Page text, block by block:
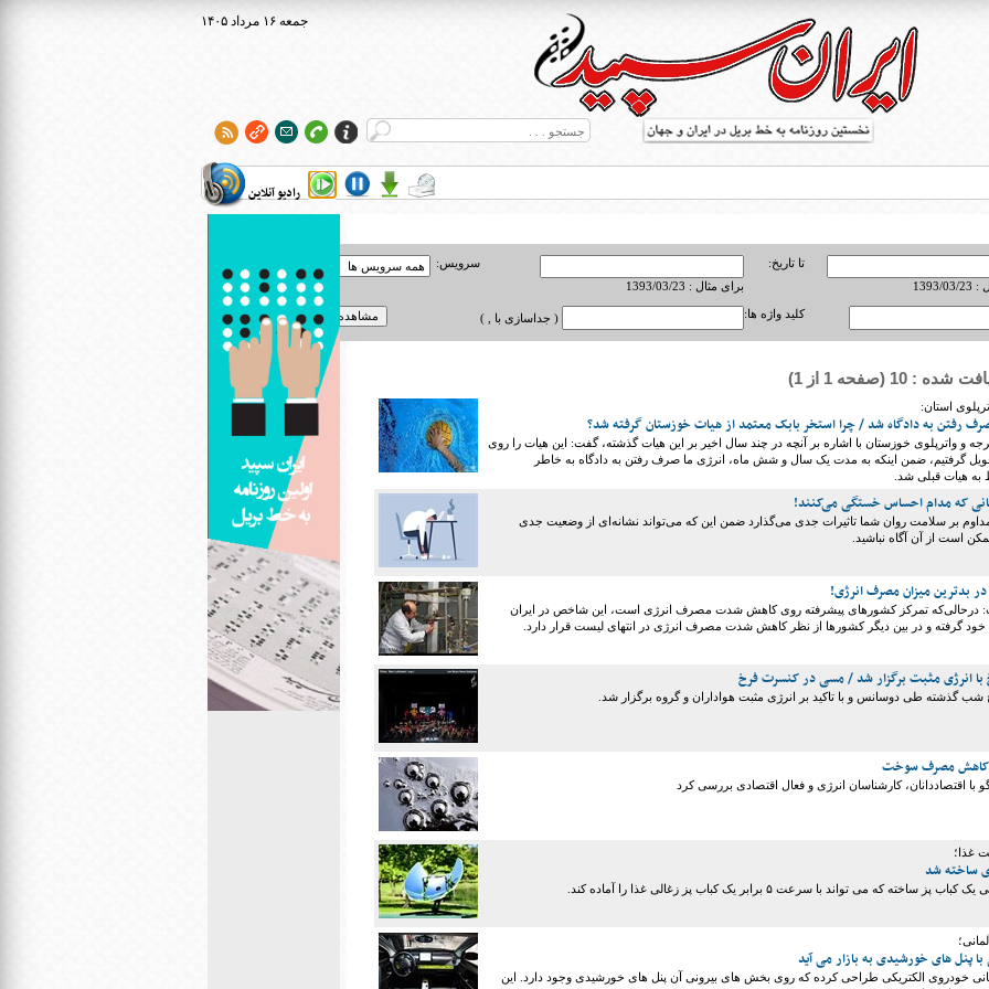
۱۴۰۵ جمعه ۱۶ مرداد
رادیو آنلاین
بریل در جهان
23
تا تاریخ:
برای مثال : 1393/03/23
سرویس:
کلید واژه ها: ( جداسازی با , )
: 10 (صفحه 1 از 1)
استان:
و واترپلوی خوزستان با اشاره بر آنچه در چند سال اخیر بر این هیات گذشته، گفت: این هیات را روی
گرفتیم، ضمن اینکه به مدت یک سال و شش ماه، انرژی ‌ما صرف رفتن به دادگاه به خاطر
هیات قبلی شد.
بر سلامت روان شما تاثیرات جدی می‌گذارد ضمن این که می‌تواند نشانه‌ای از وضعیت جدی
است از آن آگاه نباشید.
بدترین میزان مصرف انرژی!
درحالی‌که تمرکز کشورهای پیشرفته روی کاهش شدت مصرف انرژی است، این شاخص در ایران
خود گرفته و در بین دیگر کشورها از نظر کاهش شدت مصرف انرژی در انتهای لیست قرار دارد.
با انرژی مثبت برگزار شد / مسی در کنسرت فرخ
گذشته طی دوسانس و با تاکید بر انرژی مثبت هواداران و گروه برگزار شد.
با اقتصاددانان، کارشناسان انرژی و فعال اقتصادی بررسی کرد
غذا؛
ساخته شد
که می تواند با سرعت ۵ برابر یک کباب پز زغالی غذا را آماده کند.
پنل های خورشیدی به بازار می آید
خودروی الکتریکی طراحی کرده که روی بخش های بیرونی آن پنل های خورشیدی وجود دارد. این